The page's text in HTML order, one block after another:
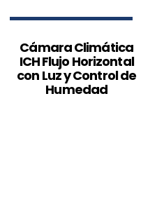
941L 1501L 2201L
Cámara Climática
ICH Flujo Horizontal
con Luz y Control de
Humedad